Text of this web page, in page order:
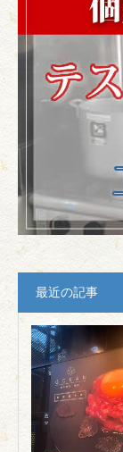
最近の記事